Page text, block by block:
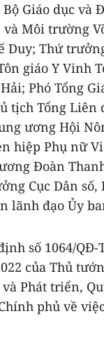
Giáo dục và
Môi trường
Duy; Thứ
giáo Y Vinh
Phó Tổng
tịch Tổng Liên
ương Hội
hiệp Phụ nữ
Đoàn
Cục Dân
lãnh đạo Ủy
số 1064/
của Thủ
và Phát triển,
phủ về